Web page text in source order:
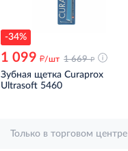
-34%
1 099 д/шт 1 669 д
Зубная щетка Curaprox
Ultrasoft 5460
Только в торговом центре